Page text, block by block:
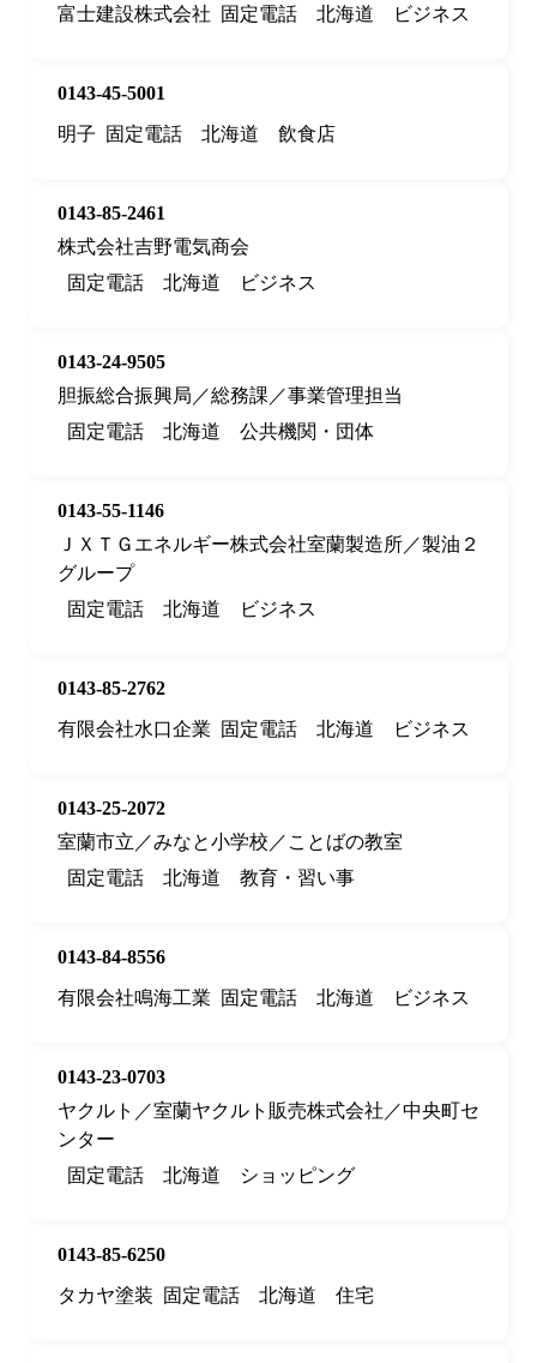
富士建設株式会社 固定電話 北海道 ビジネス
0143-45-5001
明子
固定電話 北海道 飲食店
0143-85-2461
株式会社吉野電気商会
固定電話
北海道 ビジネス
0143-24-9505
胆振総合振興局／総務課／事業管理担当
固定電話
北海道 公共機関・団体
0143-55-1146
ＪＸＴＧエネルギー株式会社室蘭製造所／製油２
グループ
固定電話
北海道 ビジネス
0143-85-2762
有限会社水口企業
固定電話 北海道 ビジネス
0143-25-2072
室蘭市立／みなと小学校／ことばの教室
固定電話
北海道 教育・習い事
0143-84-8556
有限会社鳴海工業
固定電話 北海道 ビジネス
0143-23-0703
ヤクルト／室蘭ヤクルト販売株式会社／中央町セ
ンター
固定電話
北海道 ショッピング
0143-85-6250
タカヤ塗装
固定電話 北海道 住宅